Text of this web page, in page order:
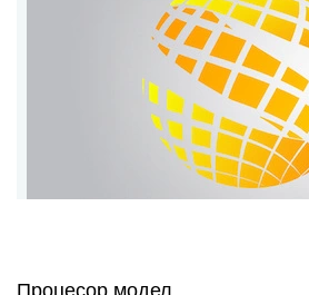
Процесор модел